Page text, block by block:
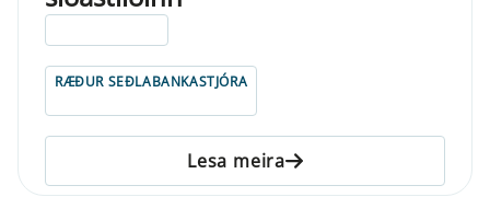
RÆÐUR SEÐLABANKASTJÓRA
Lesa meira